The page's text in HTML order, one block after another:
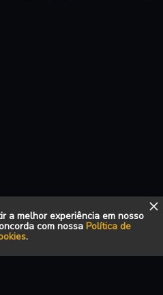
a melhor experiência em nosso
com nossa Política de
.